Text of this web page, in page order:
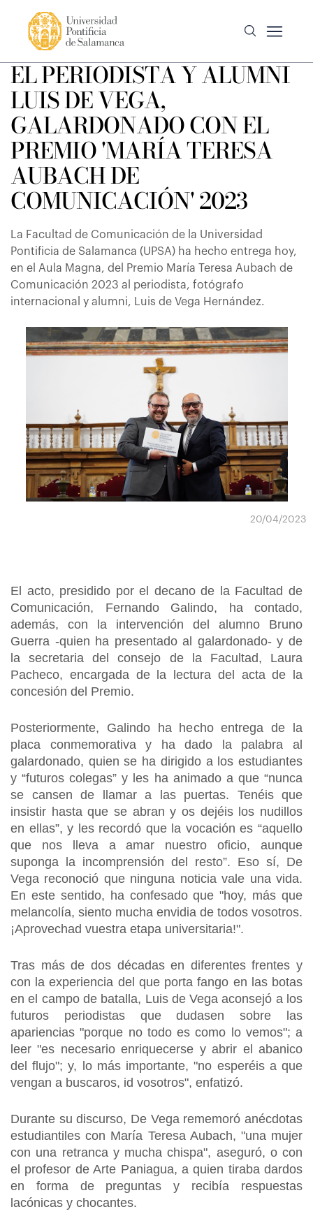
EL PERIODISTA Y ALUMNI
LUIS DE VEGA,
GALARDONADO CON EL
PREMIO 'MARÍA TERESA
AUBACH DE
COMUNICACIÓN' 2023
La Facultad de Comunicación de la Universidad
Pontificia de Salamanca (UPSA) ha hecho entrega hoy,
en el Aula Magna, del Premio María Teresa Aubach de
Comunicación 2023 al periodista, fotógrafo
internacional y alumni, Luis de Vega Hernández.
20/04/2023
El acto, presidido por el decano de la Facultad de
Comunicación, Fernando Galindo, ha contado,
además, con la intervención del alumno Bruno
Guerra -quien ha presentado al galardonado- y de
la secretaria del consejo de la Facultad, Laura
Pacheco, encargada de la lectura del acta de la
concesión del Premio.
Posteriormente, Galindo ha hecho entrega de la
placa conmemorativa y ha dado la palabra al
galardonado, quien se ha dirigido a los estudiantes
y “futuros colegas” y les ha animado a que “nunca
se cansen de llamar a las puertas. Tenéis que
insistir hasta que se abran y os dejéis los nudillos
en ellas”, y les recordó que la vocación es “aquello
que nos lleva a amar nuestro oficio, aunque
suponga la incomprensión del resto”. Eso sí, De
Vega reconoció que ninguna noticia vale una vida.
En este sentido, ha confesado que "hoy, más que
melancolía, siento mucha envidia de todos vosotros.
¡Aprovechad vuestra etapa universitaria!".
Tras más de dos décadas en diferentes frentes y
con la experiencia del que porta fango en las botas
en el campo de batalla, Luis de Vega aconsejó a los
futuros periodistas que dudasen sobre las
apariencias "porque no todo es como lo vemos"; a
leer "es necesario enriquecerse y abrir el abanico
del flujo"; y, lo más importante, "no esperéis a que
vengan a buscaros, id vosotros", enfatizó.
Durante su discurso, De Vega rememoró anécdotas
estudiantiles con María Teresa Aubach, "una mujer
con una retranca y mucha chispa", aseguró, o con
el profesor de Arte Paniagua, a quien tiraba dardos
en forma de preguntas y recibía respuestas
lacónicas y chocantes.